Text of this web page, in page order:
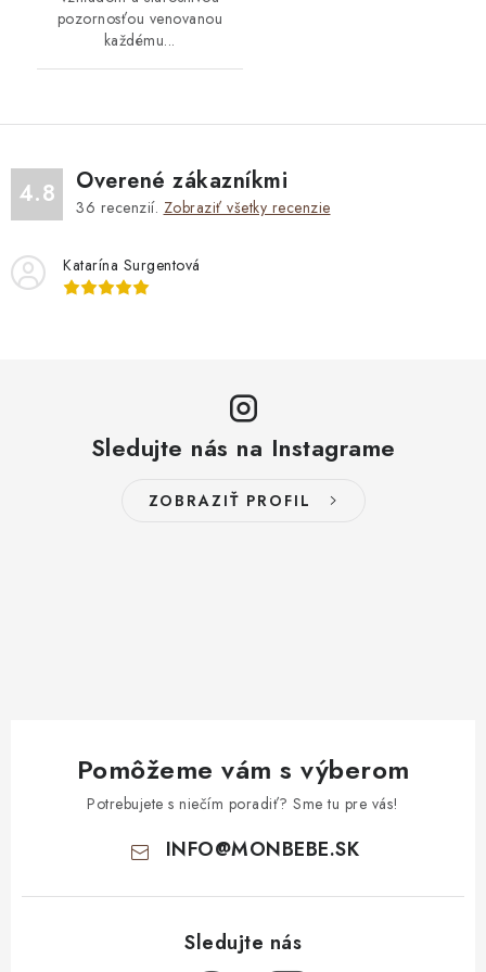
pozornosťou venovanou
každému...
4.8 Overené zákazníkmi
36 recenzií. Zobraziť všetky recenzie
Katarína Surgentová
Sledujte nás na Instagrame
ZOBRAZIŤ PROFIL
Pomôžeme vám s výberom
Potrebujete s niečím poradiť? Sme tu pre vás!
INFO@MONBEBE.SK